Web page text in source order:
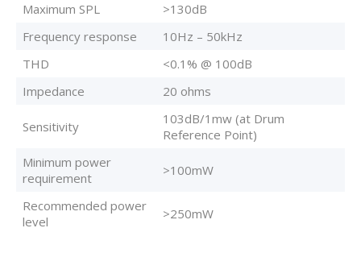
Maximum SPL
>130dB
Frequency response
10Hz – 50kHz
THD
<0.1% @ 100dB
Impedance
20 ohms
Sensitivity
103dB/1mw (at Drum
Reference Point)
Minimum power
requirement
>100mW
Recommended power
level
>250mW